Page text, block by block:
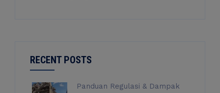
RECENT POSTS
Panduan Regulasi & Dampak